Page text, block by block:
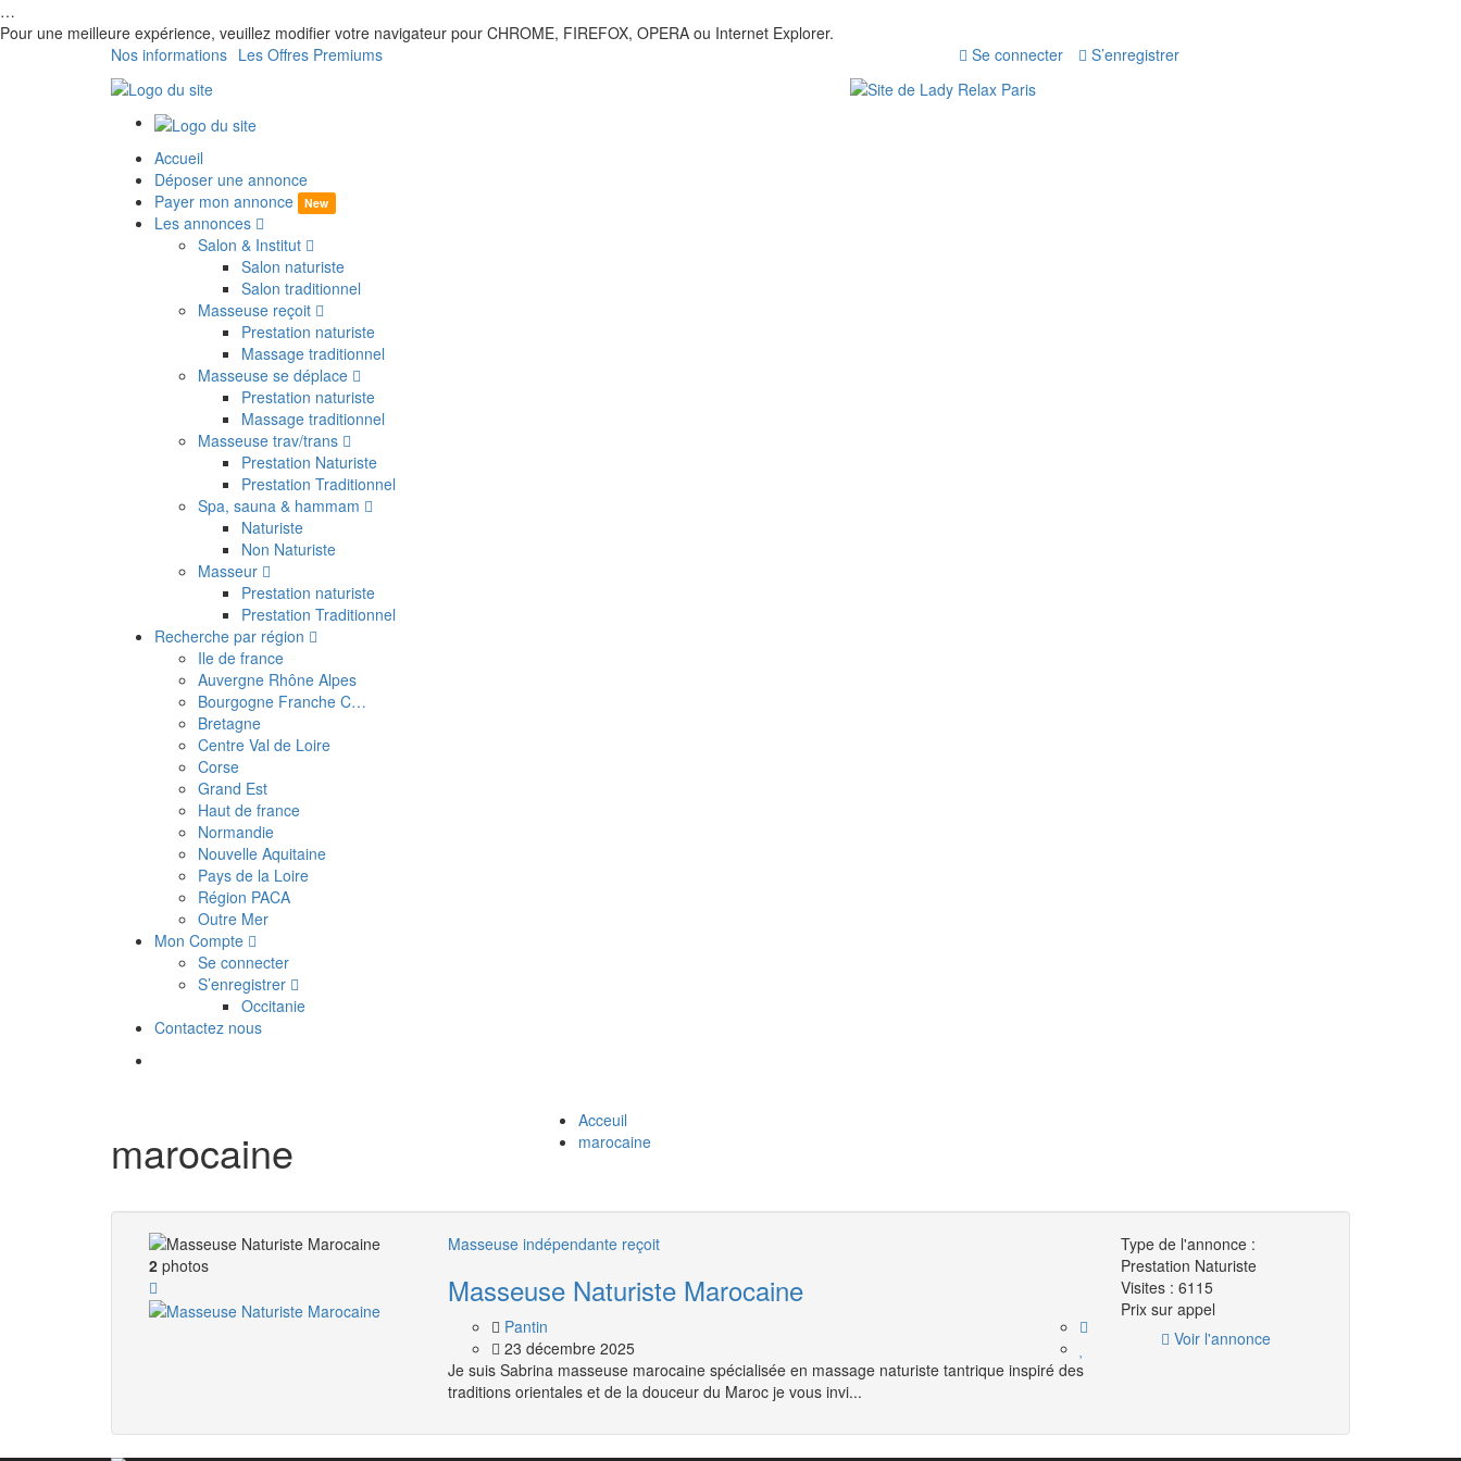
…
Pour une meilleure expérience, veuillez modifier votre navigateur pour CHROME, FIREFOX, OPERA ou Internet Explorer.
Nos informations Les Offres Premiums Se connecter S’enregistrer
Accueil
Déposer une annonce
Payer mon annonce
New
Les annonces
Salon & Institut
Salon naturiste
Salon traditionnel
Masseuse reçoit
Prestation naturiste
Massage traditionnel
Masseuse se déplace
Prestation naturiste
Massage traditionnel
Masseuse trav/trans
Prestation Naturiste
Prestation Traditionnel
Spa, sauna & hammam
Naturiste
Non Naturiste
Masseur
Prestation naturiste
Prestation Traditionnel
Recherche par région
Ile de france
Auvergne Rhône Alpes
Bourgogne Franche C…
Bretagne
Centre Val de Loire
Corse
Grand Est
Haut de france
Normandie
Nouvelle Aquitaine
Pays de la Loire
Région PACA
Outre Mer
Mon Compte
Se connecter
S’enregistrer
Occitanie
Contactez nous
marocaine
Acceuil
marocaine
2 photos
Masseuse indépendante reçoit
Masseuse Naturiste Marocaine
Pantin
23 décembre 2025
Je suis Sabrina masseuse marocaine spécialisée en massage naturiste tantrique inspiré des
traditions orientales et de la douceur du Maroc je vous invi...
Type de l'annonce :
Prestation Naturiste
Visites : 6115
Prix ​​sur appel
Voir l'annonce